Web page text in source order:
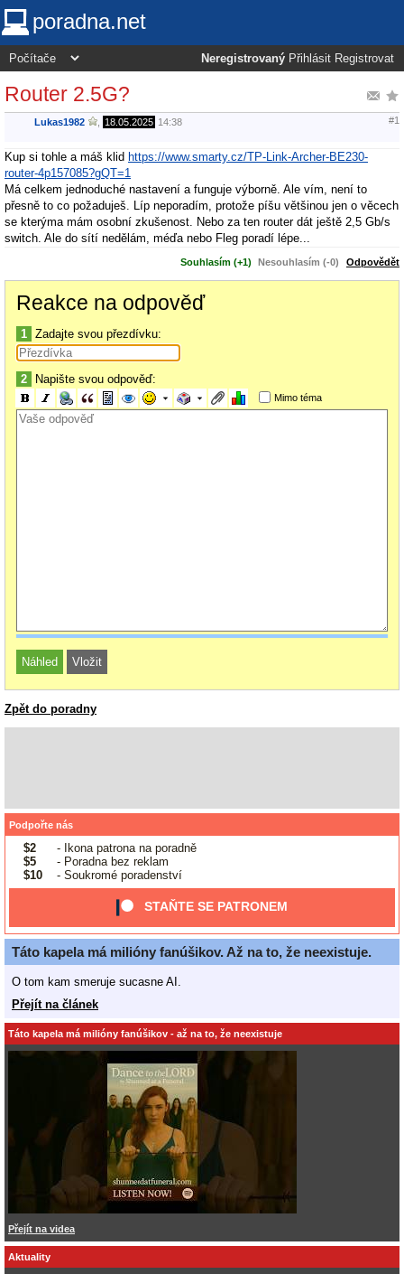
poradna.net
Neregistrovaný Přihlásit Registrovat
Router 2.5G?
Lukas1982 18.05.2025 14:38 #1
Kup si tohle a máš klid https://www.smarty.cz/TP-Link-Archer-BE230-
router-4p157085?gQT=1
Má celkem jednoduché nastavení a funguje výborně. Ale vím, není to
přesně to co požaduješ. Líp neporadím, protože píšu většinou jen o věcech
se kterýma mám osobní zkušenost. Nebo za ten router dát ještě 2,5 Gb/s
switch. Ale do sítí nedělám, méďa nebo Fleg poradí lépe...
Souhlasím (+1) Nesouhlasím (-0) Odpovědět
Reakce na odpověď
1 Zadajte svou přezdívku:
2 Napište svou odpověď:
Mimo téma
Zpět do poradny
Podpořte nás
$2
- Ikona patrona na poradně
$5
- Poradna bez reklam
$10
- Soukromé poradenství
STAŇTE SE PATRONEM
Táto kapela má milióny fanúšikov. Až na to, že neexistuje.
O tom kam smeruje sucasne AI.
Přejít na článek
Táto kapela má milióny fanúšikov - až na to, že neexistuje
Přejít na videa
Aktuality